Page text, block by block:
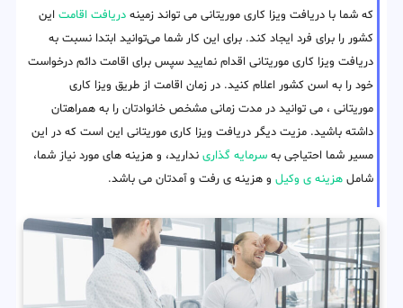
که شما با دریافت ویزا کاری موریتانی می تواند زمینه دریافت اقامت این
کشور را برای فرد ایجاد کند. برای این کار شما می‌توانید ابتدا نسبت به
دریافت ویزا کاری موریتانی اقدام نمایید سپس برای اقامت دائم درخواست
خود را به اسن کشور اعلام کنید. در زمان اقامت از طریق ویزا کاری
موریتانی ، می توانید در مدت زمانی مشخص خانوادتان را به همراهتان
داشته باشید. مزیت دیگر دریافت ویزا کاری موریتانی این است که در این
مسیر شما احتیاجی به سرمایه گذاری ندارید، و هزینه های مورد نیاز شما،
شامل هزینه ی وکیل و هزینه ی رفت و آمدتان می باشد.